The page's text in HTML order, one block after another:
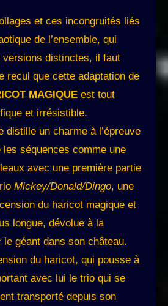
et ces incongruités liés
de l’ensemble, qui
versions distinctes, il faut
recul que cette adaptation de
MAGIQUE est tout
et irrésistible.
distille un charme à l’épreuve
séquences comme une
avec une première partie
Mickey/Donald/Dingo, une
du haricot magique et
longue, dévolue à la
géant dans son château.
du haricot, qui pousse à
avec lui le trio qui se
transporté depuis son